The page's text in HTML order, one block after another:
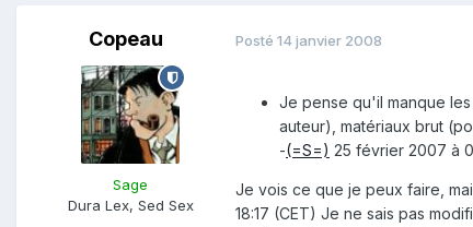
Copeau
Sage
Dura Lex, Sed Sex
Posté 14 janvier 2008
Je pense qu'il manque
auteur), matériaux brut
-(=S=) 25 février 2007 à
Je vois ce que je peux faire,
18:17 (CET) Je ne sais pas